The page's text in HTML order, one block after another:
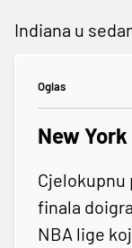
Indiana u
Oglas
New
Cjelokupnu
finala
NBA lige